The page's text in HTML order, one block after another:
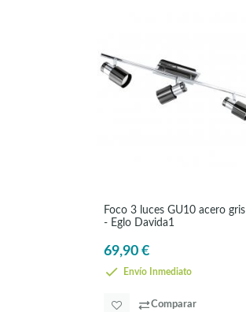
Foco 3 luces GU10 acero gris
- Eglo Davida1
69,90 €
Envío Inmediato
Comparar